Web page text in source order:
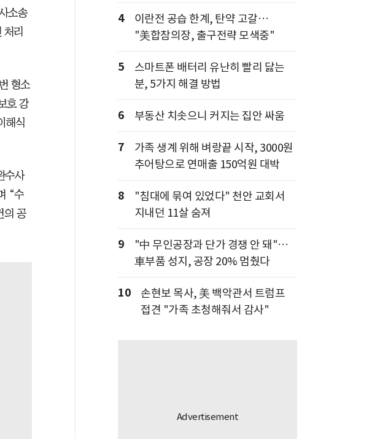
소송
처리
형소
호 강
해식
수사
“수
의 공
4
이란전 공습 한계, 탄약 고갈…
"美합참의장, 출구전략 모색중"
5
스마트폰 배터리 유난히 빨리 닳는
분, 5가지 해결 방법
6 부동산 치솟으니 커지는 집안 싸움
7
가족 생계 위해 벼랑끝 시작, 3000원
추어탕으로 연매출 150억원 대박
8
"침대에 묶여 있었다" 천안 교회서
지내던 11살 숨져
9
"中 무인공장과 단가 경쟁 안 돼"…
車부품 성지, 공장 20% 멈췄다
10
손현보 목사, 美 백악관서 트럼프
접견 "가족 초청해줘서 감사"